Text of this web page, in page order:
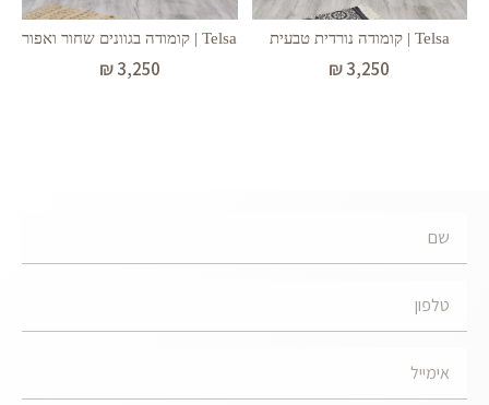
Telsa | קומודה נורדית טבעית
₪3,250
Telsa | קומודה בגוונים שחור ואפור
₪3,250